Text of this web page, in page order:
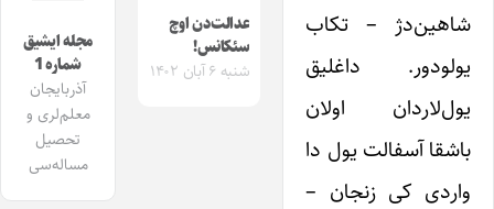
شاهین‌دژ – تکاب
یولودور. داغلیق
یول‌لاردان اولان
باشقا آسفالت یول دا
واردی کی زنجان –
عدالت‌دن اوچ
سئکانس!
شنبه ۶ آبان ۱۴۰۲
مجله ایشیق
شماره 1
آذربایجان
معلم‌لری و
تحصیل
مساله‌سی